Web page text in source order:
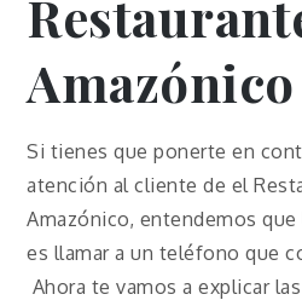
Amazónico
Si tienes que ponerte en
atención al cliente de el
Amazónico, entendemos
es llamar a un teléfono que
Ahora te vamos a explicar